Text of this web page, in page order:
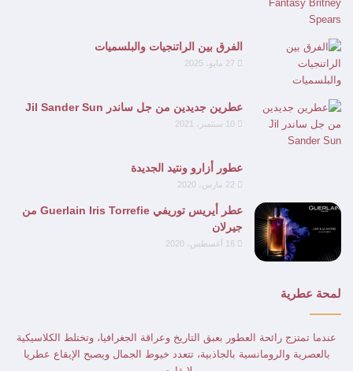
الفرق بين الراتنجيات والبلسميات
27 مايو، 2025
عطرين جديدين من جل ساندر Jil Sander Sun
10 سبتمبر، 2021
عطور أزارو ونتيد الجديدة
22 مارس، 2020
عطر أيريس توريفي Guerlain Iris Torrefie من
جيرلان
16 أغسطس، 2020
لمحة عطرية
عندما تمتزج رائحة العطور بعبق التاريخ وعراقة الجغرافيا، وتختلط الكلاسيكية
بالعصرية والرومانسية بالجاذبية، تتعدد خيوط الجمال ويصبح الإيقاع عطريا